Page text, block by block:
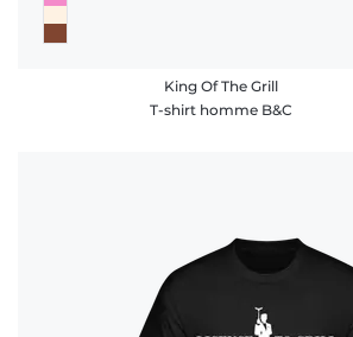
King Of The Grill
T-shirt homme B&C